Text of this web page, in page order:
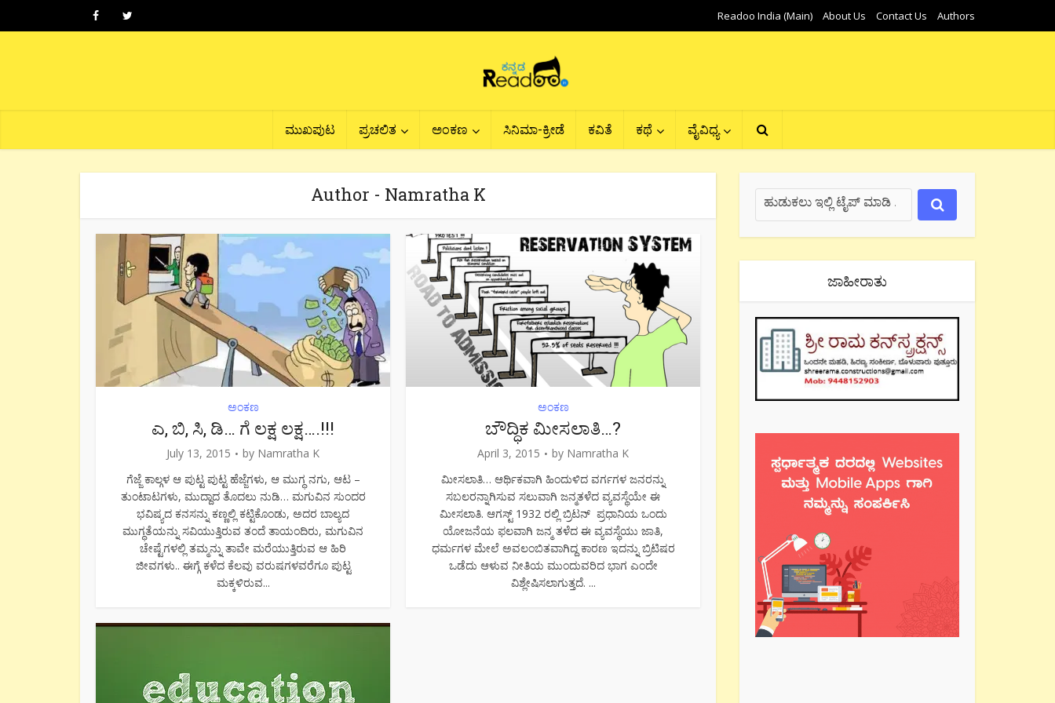
Readoo India (Main) About Us Contact Us Authors
ಮುಖಪುಟ ಪ್ರಚಲಿತ ಅಂಕಣ ಸಿನಿಮಾ-ಕ್ರೀಡೆ ಕವಿತೆ ಕಥೆ ವೈವಿಧ್ಯ
Author - Namratha K
ಅಂಕಣ
ಎ, ಬಿ, ಸಿ, ಡಿ… ಗೆ ಲಕ್ಷ ಲಕ್ಷ….!!!
July 13, 2015 by Namratha K
ಗೆಜ್ಜೆ ಕಾಲ್ಗಳ ಆ ಪುಟ್ಟ ಪುಟ್ಟ ಹೆಜ್ಜೆಗಳು, ಆ ಮುಗ್ಧ ನಗು, ಆಟ –
ತುಂಟಾಟಗಳು, ಮುದ್ದಾದ ತೊದಲು ನುಡಿ… ಮಗುವಿನ ಸುಂದರ
ಭವಿಷ್ಯದ ಕನಸನ್ನು ಕಣ್ಣಲ್ಲಿ ಕಟ್ಟಿಕೊಂಡು, ಅದರ ಬಾಲ್ಯದ
ಮುಗ್ಧತೆಯನ್ನು ಸವಿಯುತ್ತಿರುವ ತಂದೆ ತಾಯಂದಿರು, ಮಗುವಿನ
ಚೇಷ್ಟೆಗಳಲ್ಲಿ ತಮ್ಮನ್ನು ತಾವೇ ಮರೆಯುತ್ತಿರುವ ಆ ಹಿರಿ
ಜೀವಗಳು.. ಈಗ್ಗೆ ಕಳೆದ ಕೆಲವು ವರುಷಗಳವರೆಗೂ ಪುಟ್ಟ
ಮಕ್ಕಳಿರುವ...
ಅಂಕಣ
ಬೌದ್ಧಿಕ ಮೀಸಲಾತಿ…?
April 3, 2015 by Namratha K
ಮೀಸಲಾತಿ… ಆರ್ಥಿಕವಾಗಿ ಹಿಂದುಳಿದ ವರ್ಗಗಳ ಜನರನ್ನು
ಸಬಲರನ್ನಾಗಿಸುವ ಸಲುವಾಗಿ ಜನ್ಮತಳೆದ ವ್ಯವಸ್ಥೆಯೇ ಈ
ಮೀಸಲಾತಿ. ಆಗಸ್ಟ್ 1932 ರಲ್ಲಿ ಬ್ರಿಟನ್ ಪ್ರಧಾನಿಯ ಒಂದು
ಯೋಜನೆಯ ಫಲವಾಗಿ ಜನ್ಮ ತಳೆದ ಈ ವ್ಯವಸ್ಥೆಯು ಜಾತಿ,
ಧರ್ಮಗಳ ಮೇಲೆ ಅವಲಂಬಿತವಾಗಿದ್ದ ಕಾರಣ ಇದನ್ನು ಬ್ರಿಟಿಷರ
ಒಡೆದು ಆಳುವ ನೀತಿಯ ಮುಂದುವರಿದ ಭಾಗ ಎಂದೇ
ವಿಶ್ಲೇಷಿಸಲಾಗುತ್ತದೆ. ...
ಜಾಹೀರಾತು